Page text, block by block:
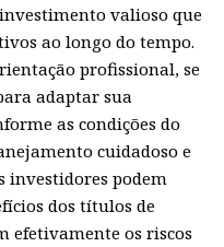
valioso que
ao longo do tempo.
profissional, se
adaptar sua
as condições do
cuidadoso e
investidores podem
dos títulos de
efetivamente os riscos